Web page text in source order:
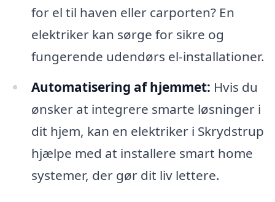
for el til haven eller carporten? En
elektriker kan sørge for sikre og
fungerende udendørs el-installationer.
Automatisering af hjemmet: Hvis du
ønsker at integrere smarte løsninger i
dit hjem, kan en elektriker i Skrydstrup
hjælpe med at installere smart home
systemer, der gør dit liv lettere.